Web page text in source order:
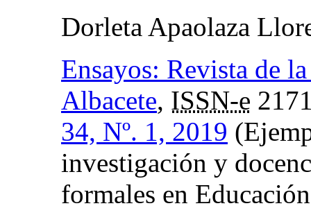
Dorleta Apaolaza
Ensayos: Revista de
Albacete, ISSN-e
34, Nº. 1, 2019
investigación y
formales en